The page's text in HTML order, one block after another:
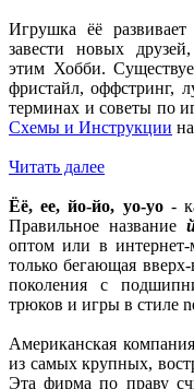
Игрушка ёё
завести новых
этим Хобби.
фристайл, оффстринг,
терминах и советы по
Схемы и Инструкции
Читать далее
Ёё, ее, йо-йо, yo-yo-
Правильное название
оптом или в
только бегающая
поколения с
трюков и игры в стиле
Американская
из самых крупных,
Эта фирма по праву